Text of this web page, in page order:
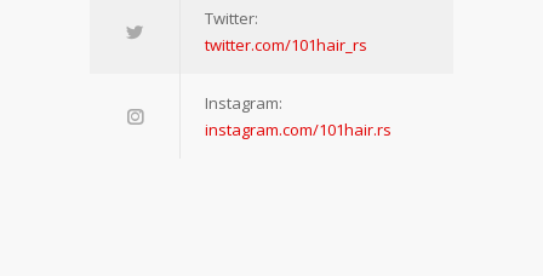
Twitter:
twitter.com/101hair_rs
Instagram:
instagram.com/101hair.rs